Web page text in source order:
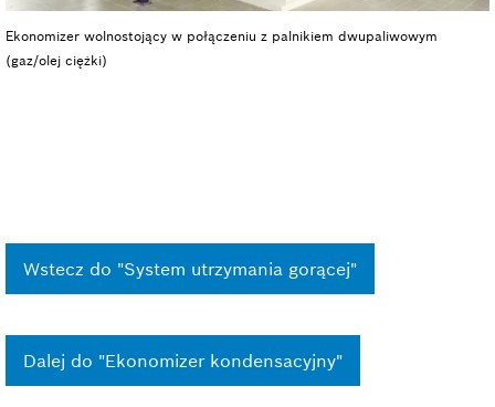
Ekonomizer wolnostojący w połączeniu z palnikiem dwupaliwowym
(gaz/olej ciężki)
Wstecz do "System utrzymania gorącej"
Dalej do "Ekonomizer kondensacyjny"